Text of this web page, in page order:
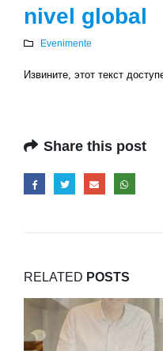
nivel global
Evenimente
Извините, этот текст
Share this post
RELATED POSTS